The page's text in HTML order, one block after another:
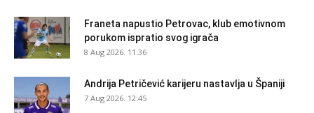
Franeta napustio Petrovac, klub emotivnom
porukom ispratio svog igrača
8 Aug 2026. 11:36
Andrija Petričević karijeru nastavlja u Španiji
7 Aug 2026. 12:45